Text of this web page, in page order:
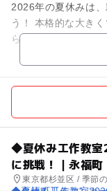
2026年の夏休みは
う！ 本格的な大きくて動く工作を４種類から選べて、低学年か
ら高学年までの自由研究にも最
◆夏休み工作教室
に挑戦！｜永福町
東京都杉並区 / 季節